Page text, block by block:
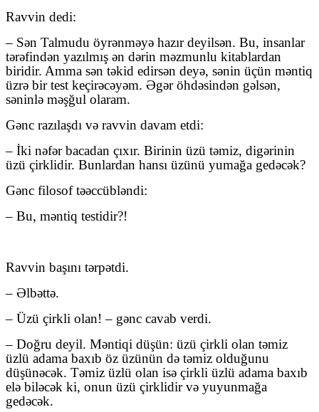
Ravvin dedi:
– Sən Talmudu öyrənməyə hazır deyilsən. Bu, insanlar
tərəfindən yazılmış ən dərin məzmunlu kitablardan
biridir. Amma sən təkid edirsən deyə, sənin üçün məntiq
üzrə bir test keçirəcəyəm. Əgər öhdəsindən gəlsən,
səninlə məşğul olaram.
Gənc razılaşdı və ravvin davam etdi:
– İki nəfər bacadan çıxır. Birinin üzü təmiz, digərinin
üzü çirklidir. Bunlardan hansı üzünü yumağa gedəcək?
Gənc filosof təəccübləndi:
– Bu, məntiq testidir?!
Ravvin başını tərpətdi.
– Əlbəttə.
– Üzü çirkli olan! – gənc cavab verdi.
– Doğru deyil. Məntiqi düşün: üzü çirkli olan təmiz
üzlü adama baxıb öz üzünün də təmiz olduğunu
düşünəcək. Təmiz üzlü olan isə çirkli üzlü adama baxıb
elə biləcək ki, onun üzü çirklidir və yuyunmağa
gedəcək.